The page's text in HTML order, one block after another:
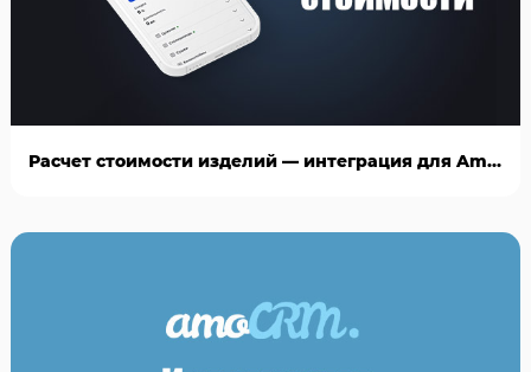
Расчет стоимости изделий — интеграция для AmoCRM